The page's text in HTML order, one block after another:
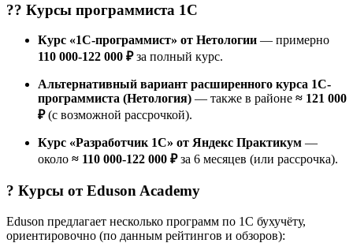
?‍? Курсы программиста 1С
Курс «1С-программист» от Нетологии — примерно
110 000-122 000 ₽за полный курс.
Альтернативный вариант расширенного курса 1С-
программиста (Нетология) — также в районе ≈ 121 000
₽(с возможной рассрочкой).
Курс «Разработчик 1C» от Яндекс Практикум —
около ≈ 110 000-122 000 ₽за 6 месяцев (или рассрочка).
? Курсы отEduson Academy
Eduson предлагает несколько программ по 1С бухучёту,
ориентировочно (по данным рейтингов и обзоров):